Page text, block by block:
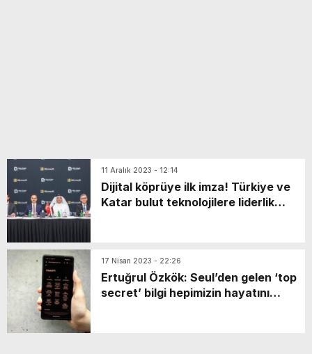
11 Aralık 2023 - 12:14
Dijital köprüye ilk imza! Türkiye ve
Katar bulut teknolojilere liderlik
17 Nisan 2023 - 22:26
Ertuğrul Özkök: Seul’den gelen ‘top
secret’ bilgi hepimizin hayatını